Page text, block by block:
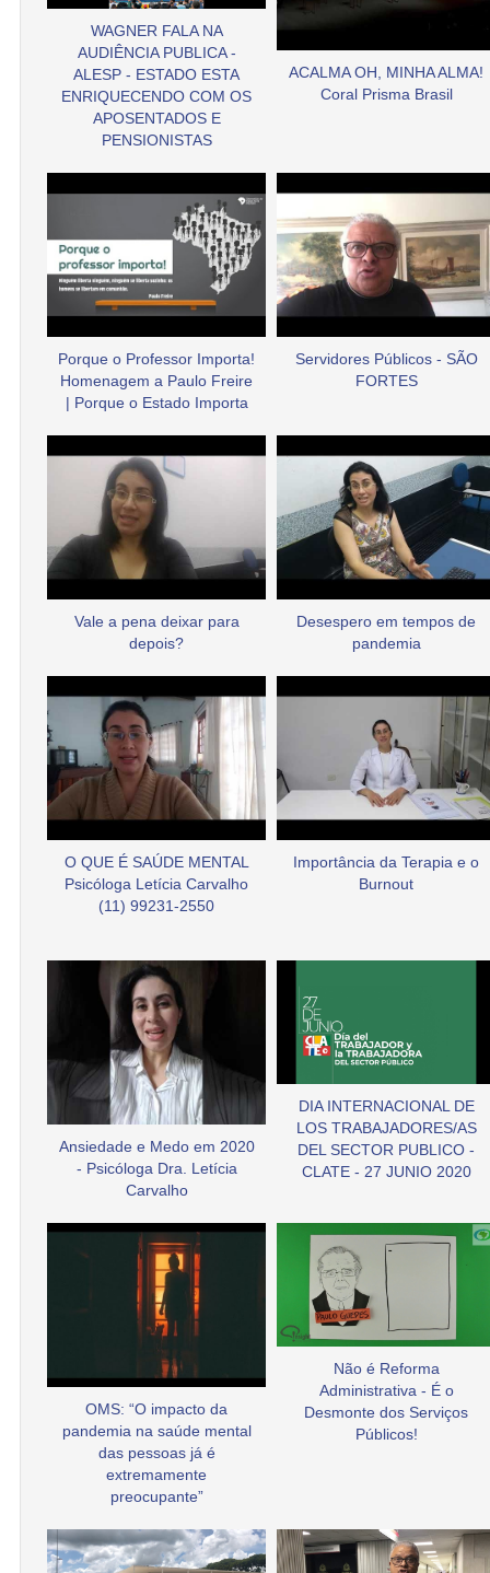
WAGNER FALA NA
AUDIÊNCIA PUBLICA -
ALESP - ESTADO ESTA
ENRIQUECENDO COM OS
APOSENTADOS E
PENSIONISTAS
ACALMA OH, MINHA ALMA!
Coral Prisma Brasil
Porque o Professor Importa!
Homenagem a Paulo Freire
| Porque o Estado Importa
Servidores Públicos - SÃO
FORTES
Vale a pena deixar para
depois?
Desespero em tempos de
pandemia
O QUE É SAÚDE MENTAL
Psicóloga Letícia Carvalho
(11) 99231-2550
Importância da Terapia e o
Burnout
Ansiedade e Medo em 2020
- Psicóloga Dra. Letícia
Carvalho
DIA INTERNACIONAL DE
LOS TRABAJADORES/AS
DEL SECTOR PUBLICO -
CLATE - 27 JUNIO 2020
OMS: “O impacto da
pandemia na saúde mental
das pessoas já é
extremamente
preocupante”
Não é Reforma
Administrativa - É o
Desmonte dos Serviços
Públicos!